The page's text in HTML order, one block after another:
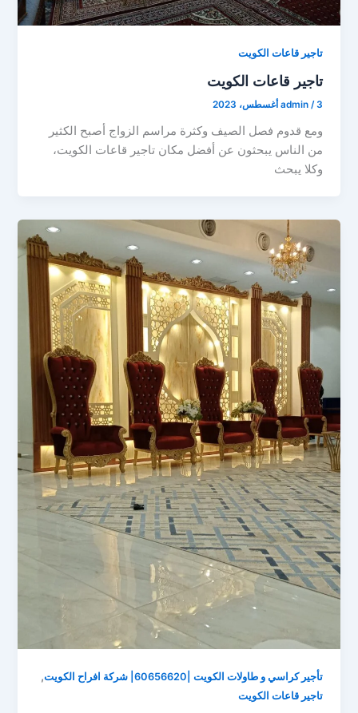
تاجير قاعات الكويت
تاجير قاعات الكويت
admin /3 أغسطس، 2023
ومع قدوم فصل الصيف وكثرة مراسم الزواج أصبح الكثير
من الناس يبحثون عن أفضل مكان تاجير قاعات الكويت،
وكلا يبحث
تأجير كراسي و طاولات الكويت |60656620| شركة افراح الكويت ,
تاجير قاعات الكويت